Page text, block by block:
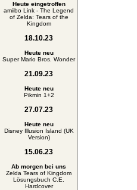
Heute eingetroffen
amiibo Link - The Legend
of Zelda: Tears of the
Kingdom
18.10.23
Heute neu
Super Mario Bros. Wonder
21.09.23
Heute neu
Pikmin 1+2
27.07.23
Heute neu
Disney Illusion Island (UK
Version)
15.06.23
Ab morgen bei uns
Zelda Tears of Kingdom
Lösungsbuch C.E.
Hardcover